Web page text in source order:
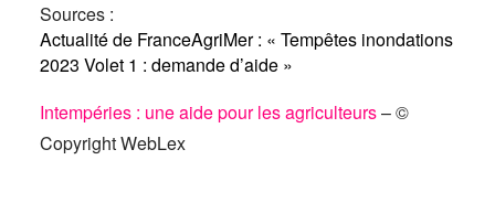
Sources :
Actualité de FranceAgriMer : « Tempêtes inondations
2023 Volet 1 : demande d’aide »
Intempéries : une aide pour les agriculteurs– ©
Copyright WebLex